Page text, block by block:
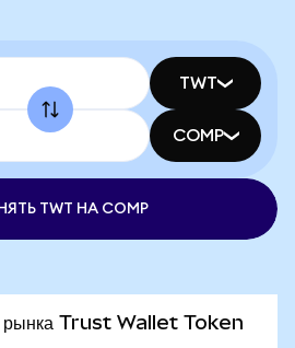
TWT
COMP
TWT НА COMP
рынка Trust Wallet Token